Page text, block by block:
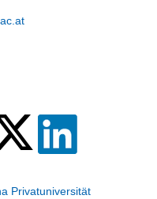
Privatuniversität